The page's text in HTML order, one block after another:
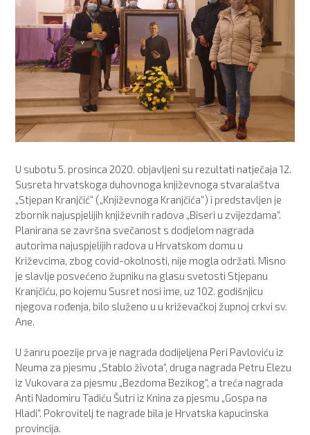
U subotu 5. prosinca 2020. objavljeni su rezultati natječaja 12.
Susreta hrvatskoga duhovnoga književnoga stvaralaštva
„Stjepan Kranjčić“ („Književnoga Kranjčića“) i predstavljen je
zbornik najuspjelijih književnih radova „Biseri u zvijezdama“.
Planirana se završna svečanost s dodjelom nagrada
autorima najuspjelijih radova u Hrvatskom domu u
Križevcima, zbog covid-okolnosti, nije mogla održati. Misno
je slavlje posvećeno župniku na glasu svetosti Stjepanu
Kranjčiću, po kojemu Susret nosi ime, uz 102. godišnjicu
njegova rođenja, bilo služeno u u križevačkoj župnoj crkvi sv.
Ane.
U žanru poezije prva je nagrada dodijeljena Peri Pavloviću iz
Neuma za pjesmu „Stablo života“, druga nagrada Petru Elezu
iz Vukovara za pjesmu „Bezdoma Bezikog“, a treća nagrada
Anti Nadomiru Tadiću Šutri iz Knina za pjesmu „Gospa na
Hladi“. Pokrovitelj te nagrade bila je Hrvatska kapucinska
provincija.